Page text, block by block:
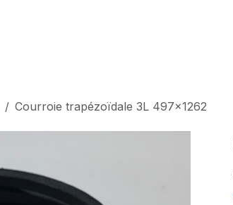
Courroie trapézoïdale 3L 497x1262